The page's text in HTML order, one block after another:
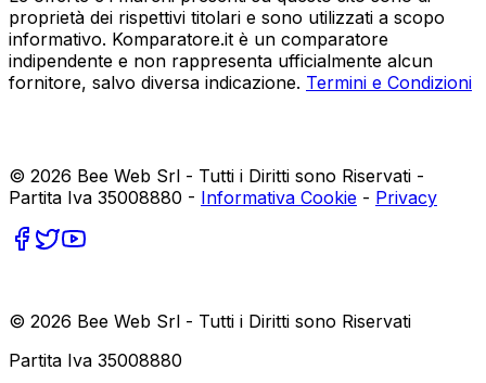
proprietà dei rispettivi titolari e sono utilizzati a scopo
informativo. Komparatore.it è un comparatore
indipendente e non rappresenta ufficialmente alcun
fornitore, salvo diversa indicazione. Termini e Condizioni
© 2026 Bee Web Srl - Tutti i Diritti sono Riservati -
Partita Iva 35008880 - Informativa Cookie - Privacy
© 2026 Bee Web Srl - Tutti i Diritti sono Riservati
Partita Iva 35008880